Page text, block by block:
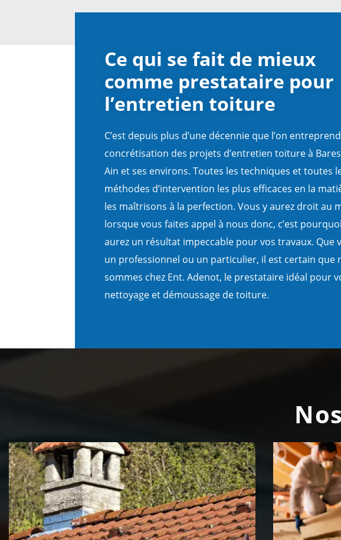
Ce qui se fait de mieux
comme prestataire pour
l’entretien toiture
C’est depuis plus d’une décennie que l’on
concrétisation des projets d’entretien toiture à
Ain et ses environs. Toutes les techniques et toutes
méthodes d’intervention les plus efficaces en la
les maîtrisons à la perfection. Vous y aurez droit au
lorsque vous faites appel à nous donc, c’est
aurez un résultat impeccable pour vos travaux. Que
un professionnel ou un particulier, il est certain que
sommes chez Ent. Adenot, le prestataire idéal pour
nettoyage et démoussage de toiture.